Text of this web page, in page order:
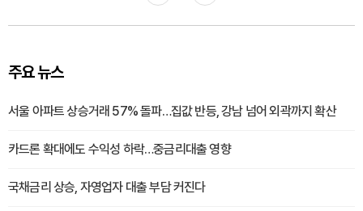
주요 뉴스
서울 아파트 상승거래 57% 돌파…집값 반등, 강남 넘어 외곽까지 확산
카드론 확대에도 수익성 하락…중금리대출 영향
국채금리 상승, 자영업자 대출 부담 커진다